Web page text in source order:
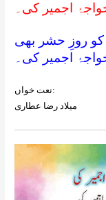
اجمیر کی۔
روزِ حشر بھی
اجمیر کی۔
نعت خواں:
میلاد رضا عطاری